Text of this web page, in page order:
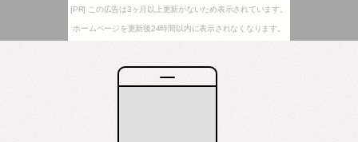
[PR] この広告は3ヶ月以上更新がないため表示されています。
ホームページを更新後24時間以内に表示されなくなります。